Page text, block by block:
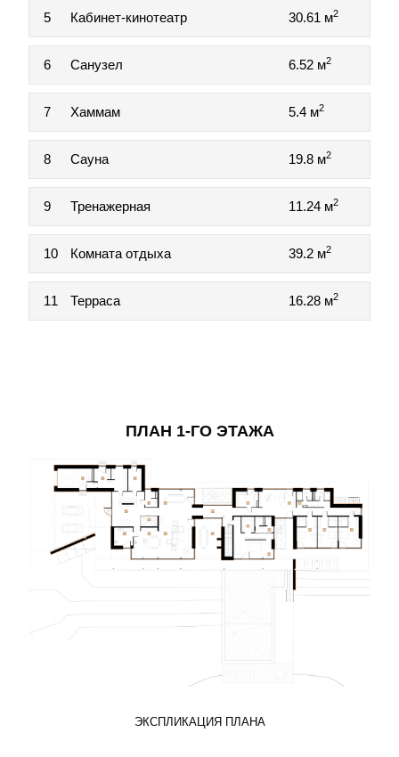
5 Кабинет-кинотеатр 30.61 м2
6 Санузел 6.52 м2
7 Хаммам 5.4 м2
8 Сауна 19.8 м2
9 Тренажерная 11.24 м2
10 Комната отдыха 39.2 м2
11 Терраса 16.28 м2
ПЛАН 1-ГО ЭТАЖА
ЭКСПЛИКАЦИЯ ПЛАНА